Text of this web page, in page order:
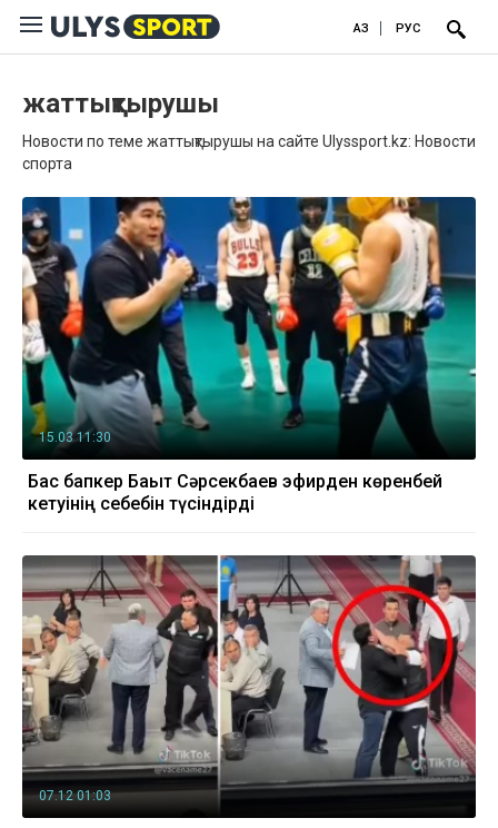
ҚАЗ РУС
жаттықтырушы
Новости по теме жаттықтырушы на сайте Ulyssport.kz: Новости
спорта
15.03 11:30
Бас бапкер Бақыт Сәрсекбаев эфирден көренбей
кетуінің себебін түсіндірді
07.12 01:03